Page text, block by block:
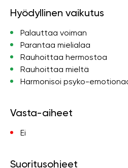
Hyödyllinen vaikutus
Palauttaa voiman
Parantaa mielialaa
Rauhoittaa hermostoa
Rauhoittaa mieltä
Harmonisoi psyko-
Vasta-aiheet
Ei
Suoritusohjeet